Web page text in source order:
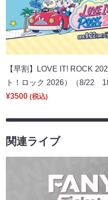
【早割】LOVE IT! ROCK
ト！ロック 2026）（8/22
¥3500 (税込)
関連ライブ